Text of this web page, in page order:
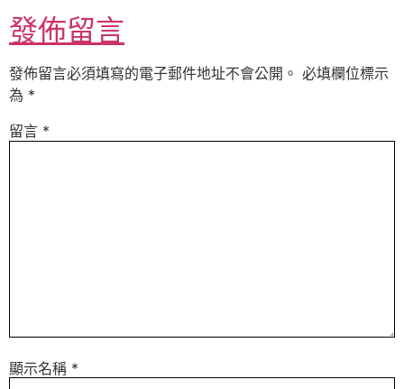
發佈留言
發佈留言必須填寫的電子郵件地址不會公開。 必填欄位標示
為 *
留言 *
顯示名稱 *